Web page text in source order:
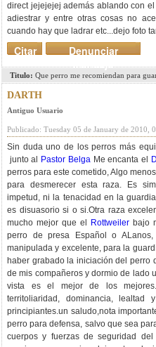
direct jejejejej además ablando con
adiestrar y entre otras cosas no
cuando hay que ladrar etc...dejo foto
Denunciar
mensaje
Citar
Titulo: Que perro me recomiendan para
DARTH
Antiguo Usuario
Publicado: Tuesday 05 de January de 2010,
Sin duda uno de los perros más
junto al
Pastor BelgaMe encanta el
perros para este cometido, Algo menos
para desmerecer esta raza. Es
impetud, ni la tenacidad en la
es disuasorio si o si.Otra raza
mucho mejor que el
Rottweiler bajo
perro de presa Español o
manipulada y excelente, para la
haber grabado la iniciación del perro
de mis compañeros y dormio de lado
vista es el mejor de los
territoliaridad, dominancia,
principiantes.un saludo,nota
perro para defensa, salvo que sea
cuerpos y fuerzas de seguridad